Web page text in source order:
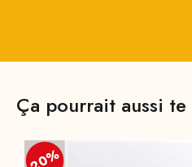
Ça pourrait aussi
20%
20%